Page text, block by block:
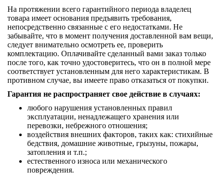
На протяжении всего гарантийного периода владелец
товара имеет основания предъявить требования,
непосредственно связанные с его недостатками. Не
забывайте, что в момент получения доставленной вам вещи,
следует внимательно осмотреть ее, проверить
комплектацию. Оплачивайте сделанный вами заказ только
после того, как точно удостоверитесь, что он в полной мере
соответствует установленным для него характеристикам. В
противном случае, вы имеете право отказаться от покупки.
Гарантия не распространяет свое действие в случаях:
любого нарушения установленных правил
эксплуатации, ненадлежащего хранения или
перевозки, небрежного отношения;
воздействия внешних факторов, таких как: стихийные
бедствия, домашние животные, грызуны, пожары,
затопления и т.п.;
естественного износа или механического
повреждения.